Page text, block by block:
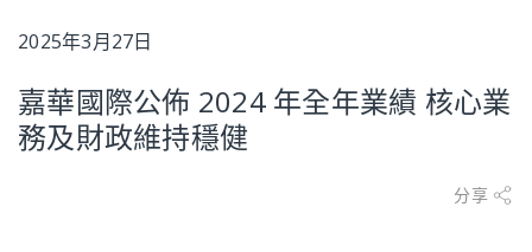
2025年3月27日
嘉華國際公佈 2024 年全年業績 核心業
務及財政維持穩健
分享